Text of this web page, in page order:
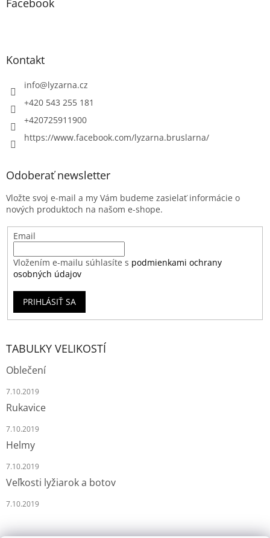
Facebook
Kontakt
info@lyzarna.cz
+420 543 255 181
+420725911900
https://www.facebook.com/lyzarna.bruslarna/
Odoberať newsletter
Vložte svoj e-mail a my Vám budeme zasielať informácie o
nových produktoch na našom e-shope.
Email
Vložením e-mailu súhlasíte s podmienkami ochrany
osobných údajov
PRIHLÁSIŤ SA
TABULKY VELIKOSTÍ
Oblečení
7.10.2019
Rukavice
7.10.2019
Helmy
7.10.2019
Veľkosti lyžiarok a botov
7.10.2019